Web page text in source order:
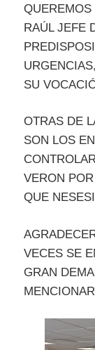
QUEREMOS
RAÚL JEFE
SU
OTRAS DE
SON LOS
VERON
QUE
VECES SE
GRAN